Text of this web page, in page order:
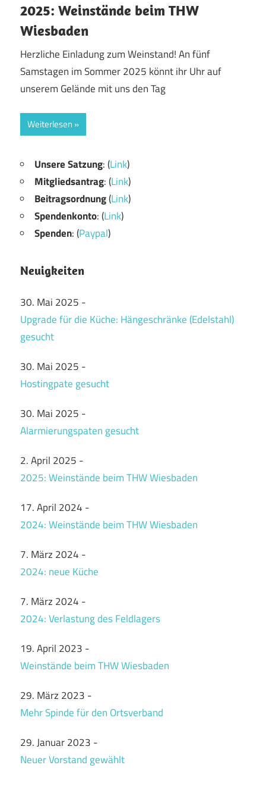
2025: Weinstände beim THW
Wiesbaden
Herzliche Einladung zum Weinstand! An fünf
Samstagen im Sommer 2025 könnt ihr Uhr auf
unserem Gelände mit uns den Tag
Weiterlesen
Unsere Satzung: (Link)
Mitgliedsantrag: (Link)
Beitragsordnung(Link)
Spendenkonto: (Link)
Spenden: (Paypal)
Neuigkeiten
30. Mai 2025 -
Upgrade für die Küche: Hängeschränke (Edelstahl)
gesucht
30. Mai 2025 -
Hostingpate gesucht
30. Mai 2025 -
Alarmierungspaten gesucht
2. April 2025 -
2025: Weinstände beim THW Wiesbaden
17. April 2024 -
2024: Weinstände beim THW Wiesbaden
7. März 2024 -
2024: neue Küche
7. März 2024 -
2024: Verlastung des Feldlagers
19. April 2023 -
Weinstände beim THW Wiesbaden
29. März 2023 -
Mehr Spinde für den Ortsverband
29. Januar 2023 -
Neuer Vorstand gewählt